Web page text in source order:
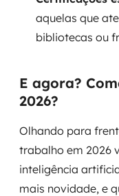
aquelas que
bibliotecas ou
E agora?
2026?
Olhando para
trabalho em 2026
inteligência
mais novidade, e